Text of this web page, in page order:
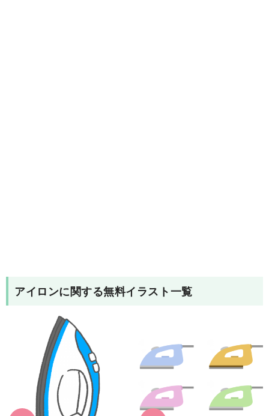
アイロンに関する無料イラスト一覧